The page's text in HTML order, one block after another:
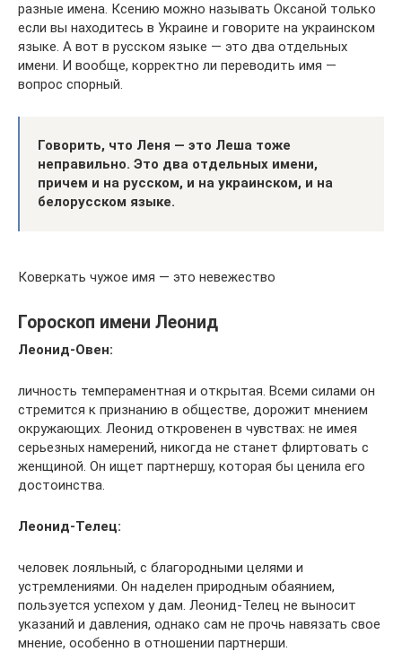
разные имена. Ксению можно называть Оксаной только
если вы находитесь в Украине и говорите на украинском
языке. А вот в русском языке — это два отдельных
имени. И вообще, корректно ли переводить имя —
вопрос спорный.
Говорить, что Леня — это Леша тоже
неправильно. Это два отдельных имени,
причем и на русском, и на украинском, и на
белорусском языке.
Коверкать чужое имя — это невежество
Гороскоп имени Леонид
Леонид-Овен:
личность темпераментная и открытая. Всеми силами он
стремится к признанию в обществе, дорожит мнением
окружающих. Леонид откровенен в чувствах: не имея
серьезных намерений, никогда не станет флиртовать с
женщиной. Он ищет партнершу, которая бы ценила его
достоинства.
Леонид-Телец:
человек лояльный, с благородными целями и
устремлениями. Он наделен природным обаянием,
пользуется успехом у дам. Леонид-Телец не выносит
указаний и давления, однако сам не прочь навязать свое
мнение, особенно в отношении партнерши.